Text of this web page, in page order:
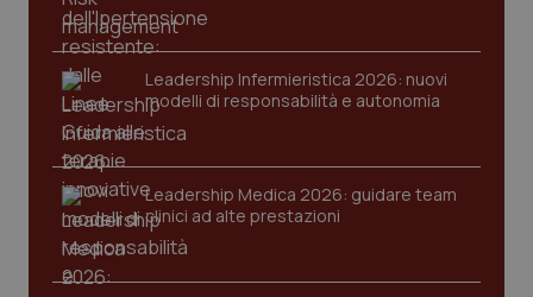
Leadership Infermieristica 2026: nuovi
modelli di responsabilità e autonomia
Leadership Medica 2026: guidare team
clinici ad alte prestazioni
VISITOR_PRIVACY_METADATA
.youtube.com